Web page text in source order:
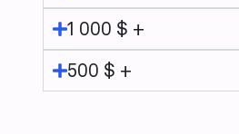
1 000 $ +
500 $ +